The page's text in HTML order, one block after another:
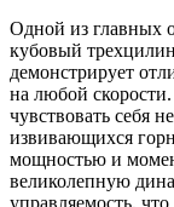
Одной из главных
кубовый
демонстрирует
на любой
чувствовать себя
извивающихся
мощностью и
великолепную